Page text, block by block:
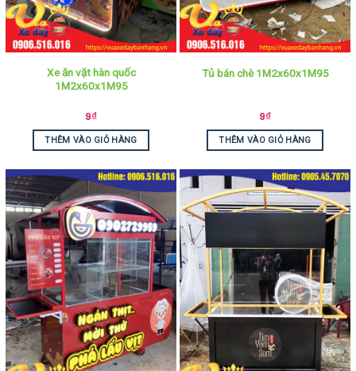
Xe ăn vặt hàn quốc
1M2x60x1M95
9₫
THÊM VÀO GIỎ HÀNG
Tủ bán chè 1M2x60x1M95
9₫
THÊM VÀO GIỎ HÀNG